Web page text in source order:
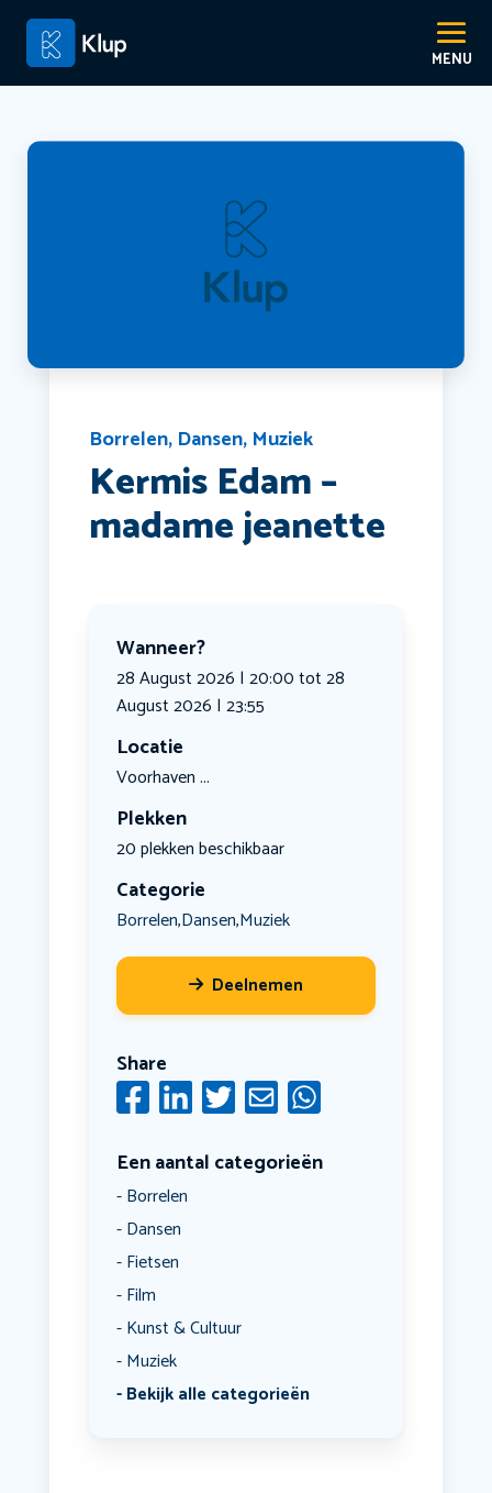
Borrelen, Dansen, Muziek
Kermis Edam –
madame jeanette
Wanneer?
28 August 2026 | 20:00 tot 28
August 2026 | 23:55
Locatie
Voorhaven ...
Plekken
20 plekken beschikbaar
Categorie
Borrelen,Dansen,Muziek
Deelnemen
Share
Een aantal categorieën
Borrelen
Dansen
Fietsen
Film
Kunst & Cultuur
Muziek
Bekijk alle categorieën